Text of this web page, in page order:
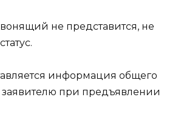
не представится, не
информация общего
заявителю при предъявлении